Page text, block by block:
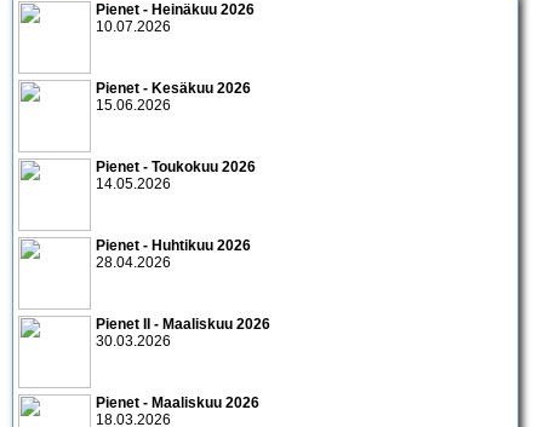
Pienet - Heinäkuu 2026
10.07.2026
Pienet - Kesäkuu 2026
15.06.2026
Pienet - Toukokuu 2026
14.05.2026
Pienet - Huhtikuu 2026
28.04.2026
Pienet II - Maaliskuu 2026
30.03.2026
Pienet - Maaliskuu 2026
18.03.2026